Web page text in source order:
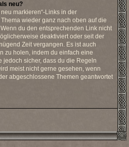
neu?
markieren“-Links in der
wieder ganz nach oben auf die
du den entsprechenden Link nicht
deaktiviert oder seit der
Zeit vergangen. Es ist auch
zu holen, indem du einfach eine
jedoch sicher, dass du die Regeln
meist nicht gerne gesehen, wenn
abgeschlossene Themen geantwortet